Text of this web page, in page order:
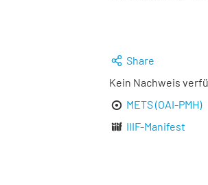
Share
Kein Nachweis
METS (OAI-PMH)
IIIF-Manifest